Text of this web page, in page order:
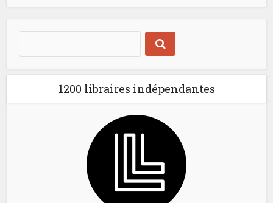
1200 libraires indépendantes